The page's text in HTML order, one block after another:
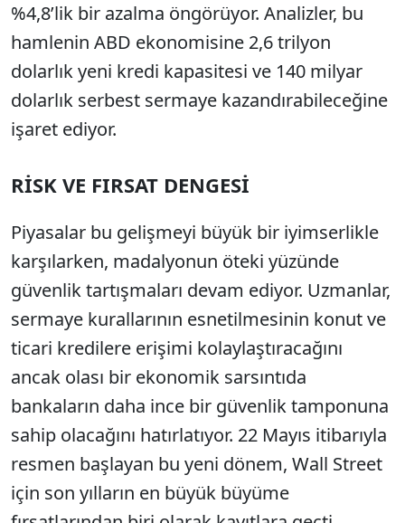
%4,8’lik bir azalma öngörüyor. Analizler, bu
hamlenin ABD ekonomisine 2,6 trilyon
dolarlık yeni kredi kapasitesi ve 140 milyar
dolarlık serbest sermaye kazandırabileceğine
işaret ediyor.
RİSK VE FIRSAT DENGESİ
Piyasalar bu gelişmeyi büyük bir iyimserlikle
karşılarken, madalyonun öteki yüzünde
güvenlik tartışmaları devam ediyor. Uzmanlar,
sermaye kurallarının esnetilmesinin konut ve
ticari kredilere erişimi kolaylaştıracağını
ancak olası bir ekonomik sarsıntıda
bankaların daha ince bir güvenlik tamponuna
sahip olacağını hatırlatıyor. 22 Mayıs itibarıyla
resmen başlayan bu yeni dönem, Wall Street
için son yılların en büyük büyüme